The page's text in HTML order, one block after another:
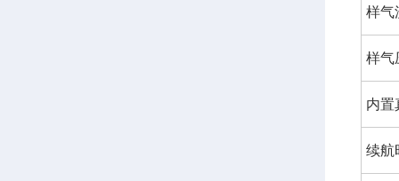
样气
样气
内置
续航